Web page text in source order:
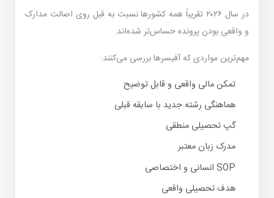
در سال ۲۰۲۶ تقریباً همه کشورها نسبت به قبل روی اصالت مدارک
و واقعی بودن پرونده حساس‌تر شده‌اند.
مهم‌ترین مواردی که آفیسرها بررسی می‌کنند:
تمکن مالی واقعی و قابل توضیح
هماهنگی رشته جدید با سابقه قبلی
گپ تحصیلی منطقی
مدرک زبان معتبر
SOP انسانی و اختصاصی
هدف تحصیلی واقعی